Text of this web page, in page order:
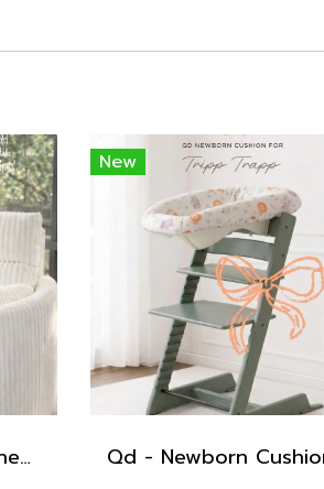
Qd little things - Carnegie Electric Recliner
New